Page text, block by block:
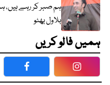
ہم صبر کر رہے ہیں،
بلاول بھٹو
ہمیں فالو کریں
Facebook